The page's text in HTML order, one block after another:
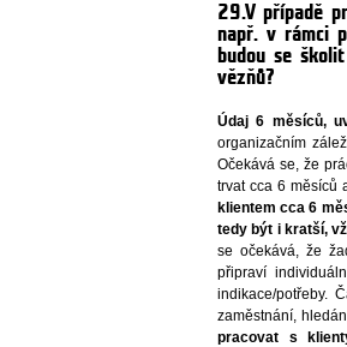
29.V případě
např. v rámci
budou se
vězňů?
Údaj 6 měsíců,
organizačním
Očekává se, že
trvat cca 6 měsíců
klientem cca 6
tedy být i kratší,
se očekává, že
připraví
indikace/potřeby.
zaměstnání,
pracovat s